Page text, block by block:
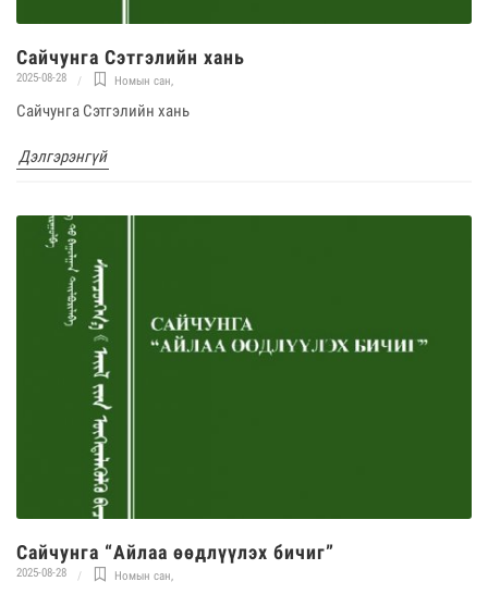
Сайчунга Сэтгэлийн хань
2025-08-28 Номын сан,
Сайчунга Сэтгэлийн хань
Дэлгэрэнгүй
Сайчунга “Айлаа өөдлүүлэх бичиг”
2025-08-28 Номын сан